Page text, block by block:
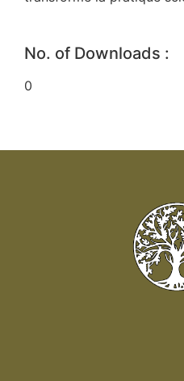
No. of Downloads :
0